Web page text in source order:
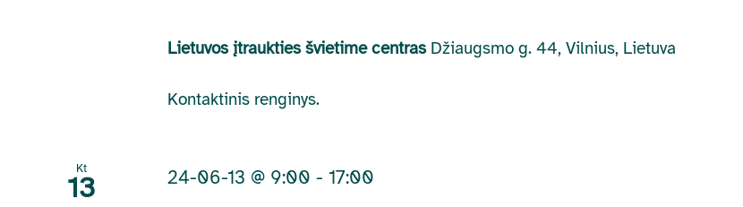
Lietuvos įtraukties švietime centras Džiaugsmo g. 44, Vilnius, Lietuva
Kontaktinis renginys.
Kt
13 24-06-13 @ 9:00 -17:00